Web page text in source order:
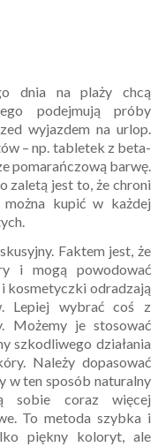
dnia na plaży chcą
podejmują próby
wyjazdem na urlop.
– np. tabletek z beta-
pomarańczową barwę.
zaletą jest to, że chroni
kupić w każdej
Faktem jest, że
i mogą powodować
kosmetyczki odradzają
Lepiej wybrać coś z
Możemy je stosować
szkodliwego działania
Należy dopasować
w ten sposób naturalny
sobie coraz więcej
To metoda szybka i
piękny koloryt, ale